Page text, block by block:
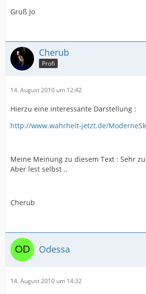
Gruß Jo
Cherub
Profi
14. August 2010 um 12:42
Hierzu eine interessante Darstellung :
http://www.wahrheit-jetzt.de/
Meine Meinung zu diesem Text : Sehr
Aber lest selbst ..
Cherub
Odessa
14. August 2010 um 14:32